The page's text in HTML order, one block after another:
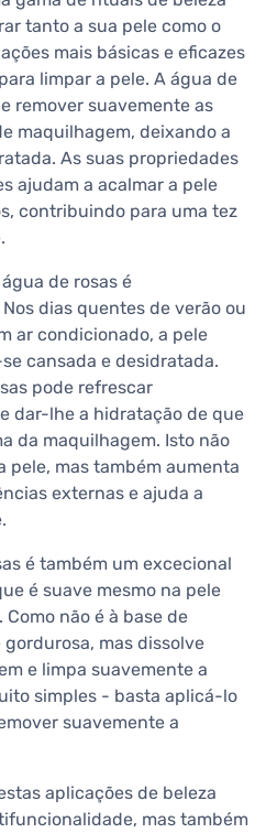
tanto a sua pele como o
mais básicas e eficazes
limpar a pele. A água de
remover suavemente as
maquilhagem, deixando a
As suas propriedades
ajudam a acalmar a pele
contribuindo para uma tez
de rosas é
dias quentes de verão ou
ar condicionado, a pele
cansada e desidratada.
pode refrescar
dar-lhe a hidratação de que
da maquilhagem. Isto não
pele, mas também aumenta
externas e ajuda a
é também um excecional
é suave mesmo na pele
não é à base de
mas dissolve
e limpa suavemente a
simples - basta aplicá-lo
suavemente a
aplicações de beleza
mas também